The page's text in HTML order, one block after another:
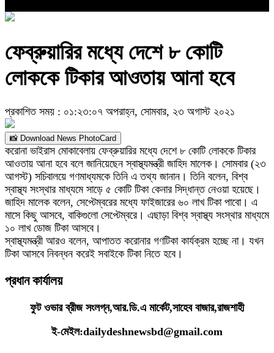
ফেব্রুয়ারির মধ্যে দেশে ৮ কোটি
লোককে টিকার আওতায় আনা হবে
প্রকাশিত সময় : ০১:২৩:০৭ অপরাহ্ন, সোমবার, ২৩ অগাস্ট ২০২১
📸 Download News PhotoCard
করোনা ভাইরাস মোকাবেলায় ফেব্রুয়ারির মধ্যে দেশে ৮ কোটি লোককে টিকার
আওতায় আনা হবে বলে জানিয়েছেন স্বাস্থ্যমন্ত্রী জাহিদ মালেক। সোমবার (২৩
আগস্ট) সচিবালয়ে গণমাধ্যমকে তিনি এ তথ্য জানান। তিনি বলেন, বিশ্ব
স্বাস্থ্য সংস্থার মাধ্যমে সাড়ে ৫ কোটি টিকা কেনার সিদ্ধান্ত নেওয়া হয়েছে।
জাহিদ মালেক বলেন, সেপ্টেম্বরের মধ্যে ফাইজারের ৬০ লাখ টিকা পাবো। এ
মাসে কিছু আসবে, বাকিগুলো সেপ্টেম্বরে। এছাড়া বিশ্ব স্বাস্থ্য সংস্থার মাধ্যমে
১০ লাখ ডোজ টিকা আসবে।
স্বাস্থ্যমন্ত্রী আরও বলেন, আপাতত করোনার গণটিকা কার্যক্রম হচ্ছে না। যখন
টিকা আসবে নিবন্ধন করেই সবাইকে টিকা নিতে হবে।
প্রধান কার্যালয়
ফুট ওভার ব্রীজ সংলগ্ন,আর.ডি.এ মার্কেট,সাহেব বাজার,রাজশাহী
ই-মেইল:dailydeshnewsbd@gmail.com